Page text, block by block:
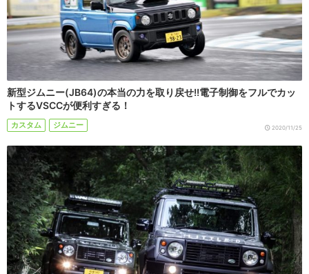
新型ジムニー(JB64)の本当の力を取り戻せ!!電子制御をフルでカッ
トするVSCCが便利すぎる！
カスタム ジムニー 2020/11/25